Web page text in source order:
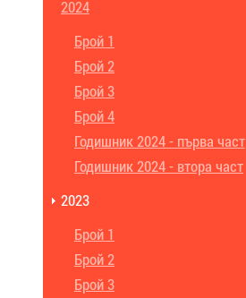
2024
Брой 1
Брой 2
Брой 3
Брой 4
Годишник 2024 - първа част
Годишник 2024 - втора част
2023
Брой 1
Брой 2
Брой 3